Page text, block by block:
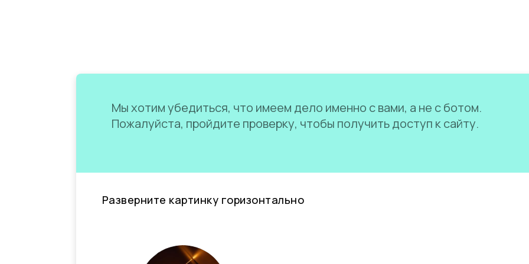
Мы хотим убедиться, что имеем дело именно с вами, а не с ботом.
Пожалуйста, пройдите проверку, чтобы получить доступ к сайту.
Разверните картинку горизонтально